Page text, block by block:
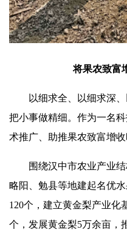
将果农致富
以细求全、以细求深
把小事做精细。作为一名
术推广、助推果农致富增
围绕汉中市农业产业
略阳、勉县等地建起名优
120个，建立黄金梨产业化
个，发展黄金梨5万余亩，